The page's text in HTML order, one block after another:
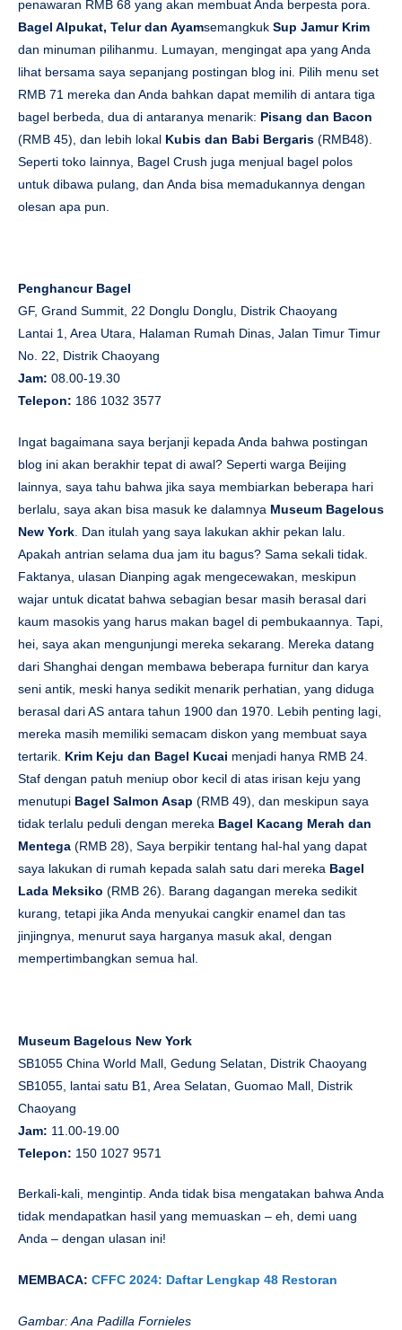
penawaran RMB 68 yang akan membuat Anda berpesta pora.
Bagel Alpukat, Telur dan Ayamsemangkuk Sup Jamur Krim
dan minuman pilihanmu. Lumayan, mengingat apa yang Anda
lihat bersama saya sepanjang postingan blog ini. Pilih menu set
RMB 71 mereka dan Anda bahkan dapat memilih di antara tiga
bagel berbeda, dua di antaranya menarik: Pisang dan Bacon
(RMB 45), dan lebih lokal Kubis dan Babi Bergaris (RMB48).
Seperti toko lainnya, Bagel Crush juga menjual bagel polos
untuk dibawa pulang, dan Anda bisa memadukannya dengan
olesan apa pun.
Penghancur Bagel
GF, Grand Summit, 22 Donglu Donglu, Distrik Chaoyang
Lantai 1, Area Utara, Halaman Rumah Dinas, Jalan Timur Timur
No. 22, Distrik Chaoyang
Jam: 08.00-19.30
Telepon: 186 1032 3577
Ingat bagaimana saya berjanji kepada Anda bahwa postingan
blog ini akan berakhir tepat di awal? Seperti warga Beijing
lainnya, saya tahu bahwa jika saya membiarkan beberapa hari
berlalu, saya akan bisa masuk ke dalamnya Museum Bagelous
New York . Dan itulah yang saya lakukan akhir pekan lalu.
Apakah antrian selama dua jam itu bagus? Sama sekali tidak.
Faktanya, ulasan Dianping agak mengecewakan, meskipun
wajar untuk dicatat bahwa sebagian besar masih berasal dari
kaum masokis yang harus makan bagel di pembukaannya. Tapi,
hei, saya akan mengunjungi mereka sekarang. Mereka datang
dari Shanghai dengan membawa beberapa furnitur dan karya
seni antik, meski hanya sedikit menarik perhatian, yang diduga
berasal dari AS antara tahun 1900 dan 1970. Lebih penting lagi,
mereka masih memiliki semacam diskon yang membuat saya
tertarik. Krim Keju dan Bagel Kucai menjadi hanya RMB 24.
Staf dengan patuh meniup obor kecil di atas irisan keju yang
menutupi Bagel Salmon Asap (RMB 49), dan meskipun saya
tidak terlalu peduli dengan mereka Bagel Kacang Merah dan
Mentega (RMB 28), Saya berpikir tentang hal-hal yang dapat
saya lakukan di rumah kepada salah satu dari mereka Bagel
Lada Meksiko (RMB 26). Barang dagangan mereka sedikit
kurang, tetapi jika Anda menyukai cangkir enamel dan tas
jinjingnya, menurut saya harganya masuk akal, dengan
mempertimbangkan semua hal.
Museum Bagelous New York
SB1055 China World Mall, Gedung Selatan, Distrik Chaoyang
SB1055, lantai satu B1, Area Selatan, Guomao Mall, Distrik
Chaoyang
Jam: 11.00-19.00
Telepon: 150 1027 9571
Berkali-kali, mengintip. Anda tidak bisa mengatakan bahwa Anda
tidak mendapatkan hasil yang memuaskan – eh, demi uang
Anda – dengan ulasan ini!
MEMBACA: CFFC 2024: Daftar Lengkap 48 Restoran
Gambar: Ana Padilla Fornieles